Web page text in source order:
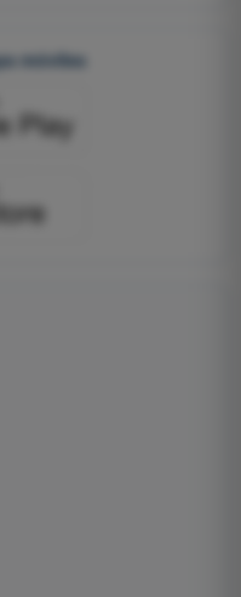
móviles